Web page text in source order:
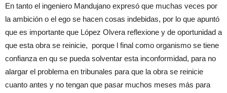
En tanto el ingeniero Mandujano expresó que muchas veces por
la ambición o el ego se hacen cosas indebidas, por lo que apuntó
que es importante que López Olvera reflexione y de oportunidad a
que esta obra se reinicie, porque l final como organismo se tiene
confianza en qu se pueda solventar esta inconformidad, para no
alargar el problema en tribunales para que la obra se reinicie
cuanto antes y no tengan que pasar muchos meses más para